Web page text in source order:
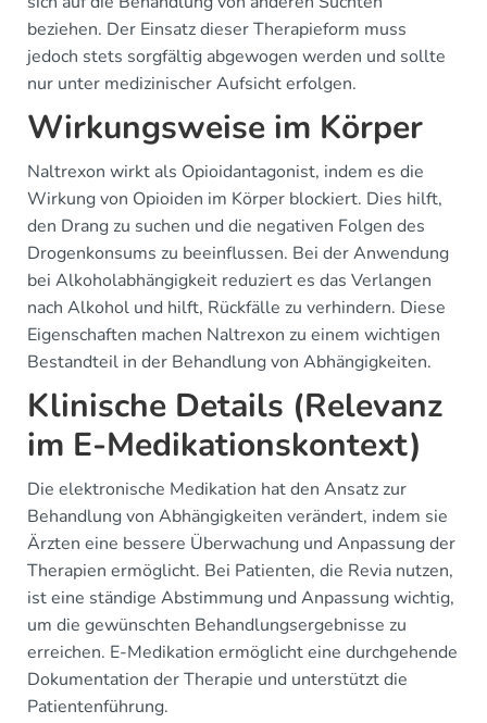
beziehen. Der Einsatz dieser Therapieform muss
jedoch stets sorgfältig abgewogen werden und sollte
nur unter medizinischer Aufsicht erfolgen.
Wirkungsweise im Körper
Naltrexon wirkt als Opioidantagonist, indem es die
Wirkung von Opioiden im Körper blockiert. Dies hilft,
den Drang zu suchen und die negativen Folgen des
Drogenkonsums zu beeinflussen. Bei der Anwendung
bei Alkoholabhängigkeit reduziert es das Verlangen
nach Alkohol und hilft, Rückfälle zu verhindern. Diese
Eigenschaften machen Naltrexon zu einem wichtigen
Bestandteil in der Behandlung von Abhängigkeiten.
Klinische Details (Relevanz
im E-Medikationskontext)
Die elektronische Medikation hat den Ansatz zur
Behandlung von Abhängigkeiten verändert, indem sie
Ärzten eine bessere Überwachung und Anpassung der
Therapien ermöglicht. Bei Patienten, die Revia nutzen,
ist eine ständige Abstimmung und Anpassung wichtig,
um die gewünschten Behandlungsergebnisse zu
erreichen. E-Medikation ermöglicht eine durchgehende
Dokumentation der Therapie und unterstützt die
Patientenführung.